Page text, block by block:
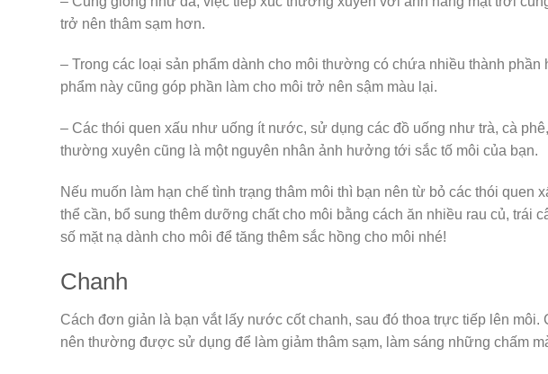
trở nên thâm sạm hơn.
– Trong các loại sản phẩm dành cho môi thường có chứa nhiều thành
phẩm này cũng góp phần làm cho môi trở nên sậm màu lại.
– Các thói quen xấu như uống ít nước, sử dụng các đồ uống như trà, cà
thường xuyên cũng là một nguyên nhân ảnh hưởng tới sắc tố môi của bạn.
Nếu muốn làm hạn chế tình trạng thâm môi thì bạn nên từ bỏ các thói
thể cần, bổ sung thêm dưỡng chất cho môi bằng cách ăn nhiều rau củ, trái
số mặt nạ dành cho môi để tăng thêm sắc hồng cho môi nhé!
Chanh
Cách đơn giản là bạn vắt lấy nước cốt chanh, sau đó thoa trực tiếp lên môi.
nên thường được sử dụng để làm giảm thâm sạm, làm sáng những chấm